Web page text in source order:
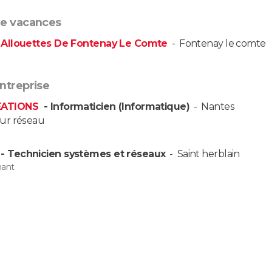
vacances
De Fontenay Le Comte - Fontenay le comte
- Informaticien (Informatique) - Nantes
réseau
- Technicien systèmes et réseaux- Saint herblain